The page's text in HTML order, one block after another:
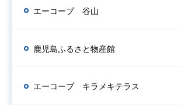
エーコープ 谷山
鹿児島ふるさと物産館
エーコープ キラメキテラス